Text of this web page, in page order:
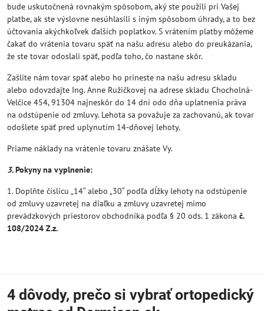
bude uskutočnená rovnakým spôsobom, aký ste použili pri Vašej
platbe, ak ste výslovne nesúhlasili s iným spôsobom úhrady, a to bez
účtovania akýchkoľvek ďalších poplatkov. S vrátením platby môžeme
čakať do vrátenia tovaru späť na našu adresu alebo do preukázania,
že ste tovar odoslali späť, podľa toho, čo nastane skôr.
Zašlite nám tovar späť alebo ho prineste na našu adresu skladu
alebo odovzdajte Ing. Anne Ružičkovej na adrese skladu Chocholná-
Velčice 454, 91304 najneskôr do 14 dní odo dňa uplatnenia práva
na odstúpenie od zmluvy. Lehota sa považuje za zachovanú, ak tovar
odošlete späť pred uplynutím 14-dňovej lehoty.
Priame náklady na vrátenie tovaru znášate Vy.
3.Pokyny na vyplnenie:
1. Doplňte číslicu „14“ alebo „30“ podľa dĺžky lehoty na odstúpenie
od zmluvy uzavretej na diaľku a zmluvy uzavretej mimo
prevádzkových priestorov obchodníka podľa § 20 ods. 1 zákona č.
108/2024 Z.z.
4 dôvody, prečo si vybrať ortopedický